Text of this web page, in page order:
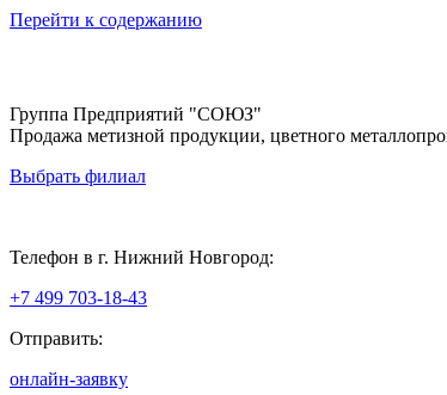
Перейти к содержанию
Группа Предприятий "СОЮЗ"
Продажа метизной продукции, цветного
Выбрать филиал
Телефон в г. Нижний Новгород:
+7 499 703-18-43
Отправить:
онлайн-заявку